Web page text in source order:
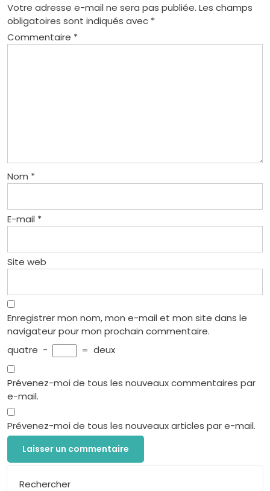
Votre adresse e-mail ne sera pas publiée. Les champs
obligatoires sont indiqués avec *
Commentaire *
Nom *
E-mail *
Site web
Enregistrer mon nom, mon e-mail et mon site dans le
navigateur pour mon prochain commentaire.
quatre − = deux
Prévenez-moi de tous les nouveaux commentaires par
e-mail.
Prévenez-moi de tous les nouveaux articles par e-mail.
Rechercher